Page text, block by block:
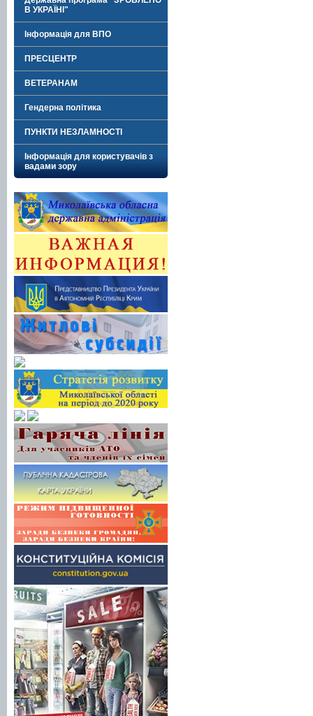
В УКРАЇНІ"
Інформація для ВПО
ПРЕСЦЕНТР
ВЕТЕРАНАМ
Гендерна політика
ПУНКТИ НЕЗЛАМНОСТІ
Інформація для користувачів з
вадами зору